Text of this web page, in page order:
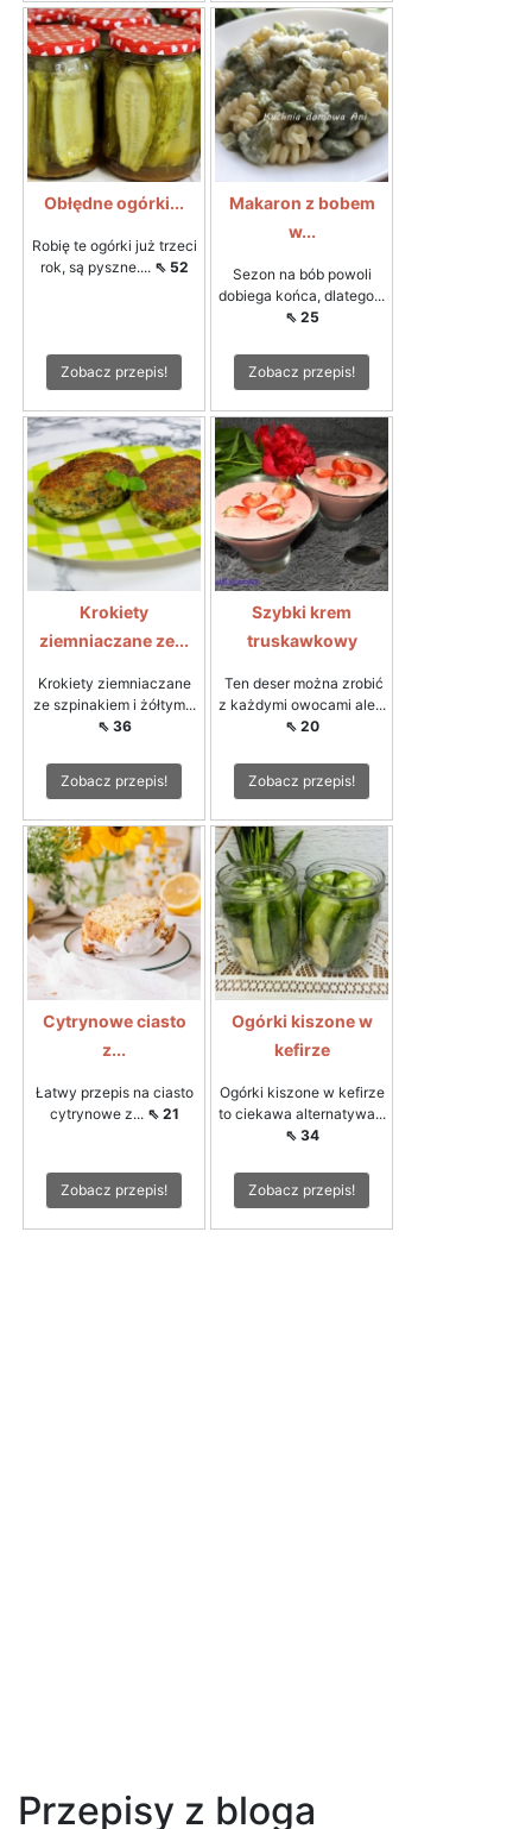
Obłędne ogórki...
Robię te ogórki już trzeci
rok, są pyszne.... ⇖ 52
Zobacz przepis!
Makaron z bobem
w...
Sezon na bób powoli
dobiega końca, dlatego...
⇖ 25
Zobacz przepis!
Krokiety
ziemniaczane ze...
Krokiety ziemniaczane
ze szpinakiem i żółtym...
⇖ 36
Zobacz przepis!
Szybki krem
truskawkowy
Ten deser można zrobić
z każdymi owocami ale...
⇖ 20
Zobacz przepis!
Cytrynowe ciasto
z...
Łatwy przepis na ciasto
cytrynowe z... ⇖ 21
Zobacz przepis!
Ogórki kiszone w
kefirze
Ogórki kiszone w kefirze
to ciekawa alternatywa...
⇖ 34
Zobacz przepis!
Przepisy z bloga